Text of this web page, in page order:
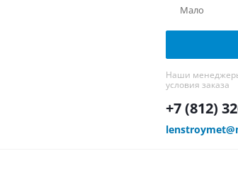
Мало
Наши
условия заказа
+7 (812)